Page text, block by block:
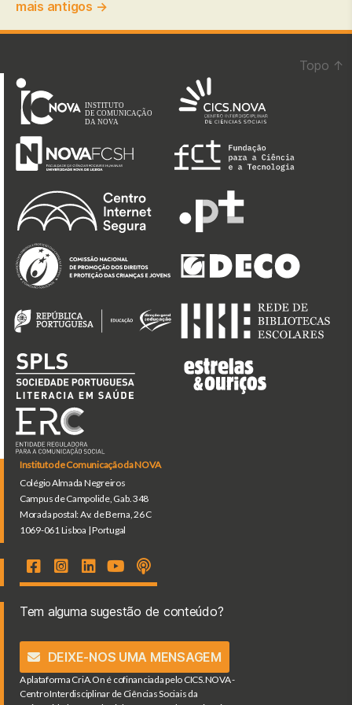
conteúdos
mais antigos →
Topo ↑
Instituto de Comunicação da NOVA
Colégio Almada Negreiros
Campus de Campolide, Gab. 348
Morada postal: Av. de Berna, 26 C
1069-061 Lisboa | Portugal
Tem alguma sugestão de conteúdo?
DEIXE-NOS UMA MENSAGEM
A plataforma CriA.On é cofinanciada pelo CICS.NOVA -
Centro Interdisciplinar de Ciências Sociais da